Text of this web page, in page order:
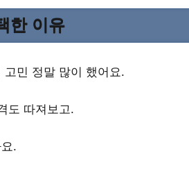
한 이유
민 정말 많이 했어요.
도 따져보고.
.